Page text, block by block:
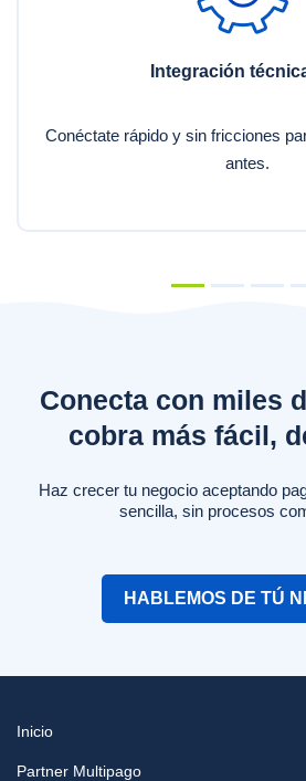
Integración
Conéctate rápido y sin fricciones
antes.
Conecta con miles
cobra más fácil,
Haz crecer tu negocio aceptando
sencilla, sin procesos
HABLEMOS DE TÚ
Inicio
Partner Multipago